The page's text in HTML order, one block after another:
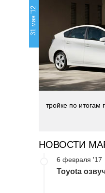
31 мая '12
тройке по итогам
НОВОСТИ
6 февраля '17
Toyota